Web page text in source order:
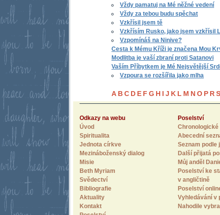
Vždy pamatuj na Mé něžné vedení
Vždy za tebou budu spěchat
Vzkřísil jsem tě
Vzkřísím Rusko, jako jsem vzkřísil
Vzpomínáš na Ninive?
Cesta k Mému Kříži je značena Mou
Modlitba je vaší zbraní proti Satanovi
Vaším Příbytkem je Mé Nejsvětější
Vzpoura se rozšířila jako mlha
A BC D E F G H I J K L M NO P RS
Odkazy na webu
Úvod
Spiritualita
Jednota církve
Mezináboženský dialog
Misie
Beth Myriam
Svědectví
Bibliografie
Aktuality
Kontakt
Poselství
Chronologické
Abecední
Seznam
Další přijatá
Můj anděl
Poselství ke
v angličtině
Poselství
Vyhledávání v
Nahodile